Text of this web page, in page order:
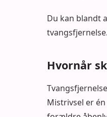
Du kan blandt
Hvornår
Mistrivsel er